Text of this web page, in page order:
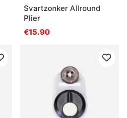
Svartzonker Allround
Plier
€15.90